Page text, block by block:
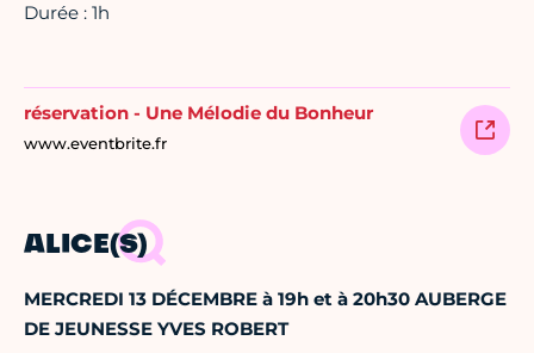
Durée : 1h
réservation - Une Mélodie du Bonheur
www.eventbrite.fr
ALICE(S)
MERCREDI 13 DÉCEMBRE à 19h et à 20h30 AUBERGE
DE JEUNESSE YVES ROBERT